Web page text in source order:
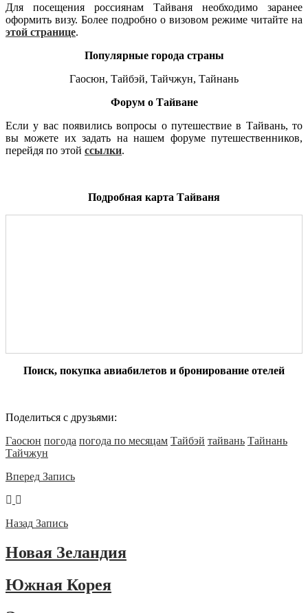
Для посещения россиянам Тайваня необходимо заранее
оформить визу. Более подробно о визовом режиме читайте на
этой странице.
Популярные города страны
Гаосюн, Тайбэй, Тайчжун, Тайнань
Форум о Тайване
Если у вас появились вопросы о путешествие в Тайвань, то
вы можете их задать на нашем форуме путешественников,
перейдя по этой ссылки.
Подробная карта Тайваня
Поиск, покупка авиабилетов и бронирование отелей
Поделиться с друзьями:
Гаосюн погода погода по месяцам Тайбэй тайвань Тайнань
Тайчжун
Вперед Запись
Назад Запись
Новая Зеландия
Южная Корея